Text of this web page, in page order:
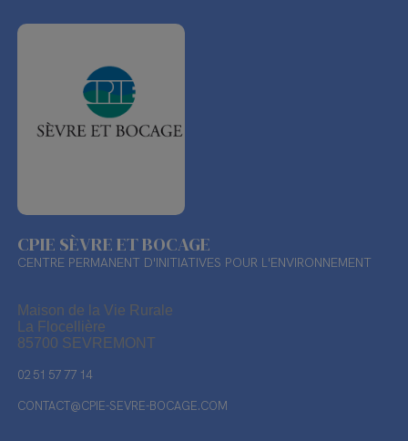
CPIE SÈVRE ET BOCAGE
CENTRE PERMANENT D'INITIATIVES POUR L'ENVIRONNEMENT
Maison de la Vie Rurale
La Flocellière
85700 SEVREMONT
02 51 57 77 14
CONTACT@CPIE-SEVRE-BOCAGE.COM